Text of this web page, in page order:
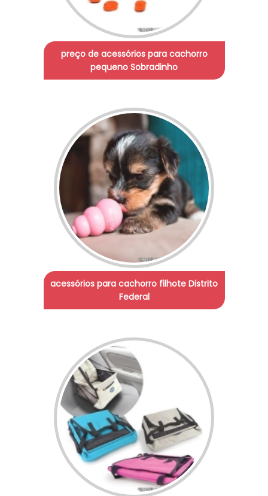
preço de acessórios para cachorro
pequeno Sobradinho
acessórios para cachorro filhote Distrito
Federal